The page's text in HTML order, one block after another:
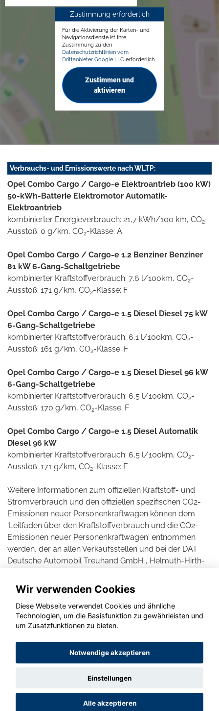
Zustimmung erforderlich
Für die Aktivierung der Karten- und
Navigationsdienste ist Ihre
Zustimmung zu den
Datenschutzrichtlinien vom
Drittanbieter Google LLC erforderlich.
Zustimmen und
aktivieren
Verbrauchs- und Emissionswerte nach WLTP:
Opel Combo Cargo / Cargo-e Elektroantrieb (100 kW)
50-kWh-Batterie Elektromotor Automatik-
Elektroantrieb
kombinierter Energieverbrauch: 21,7 kWh/100 km, CO2-
Ausstoß: 0 g/km, CO2-Klasse: A
Opel Combo Cargo / Cargo-e 1.2 Benziner Benziner
81 kW 6-Gang-Schaltgetriebe
kombinierter Kraftstoffverbrauch: 7,6 l/100km, CO2-
Ausstoß: 171 g/km, CO2-Klasse: F
Opel Combo Cargo / Cargo-e 1.5 Diesel Diesel 75 kW
6-Gang-Schaltgetriebe
kombinierter Kraftstoffverbrauch: 6,1 l/100km, CO2-
Ausstoß: 161 g/km, CO2-Klasse: F
Opel Combo Cargo / Cargo-e 1.5 Diesel Diesel 96 kW
6-Gang-Schaltgetriebe
kombinierter Kraftstoffverbrauch: 6,5 l/100km, CO2-
Ausstoß: 170 g/km, CO2-Klasse: F
Opel Combo Cargo / Cargo-e 1.5 Diesel Automatik
Diesel 96 kW
kombinierter Kraftstoffverbrauch: 6,5 l/100km, CO2-
Ausstoß: 171 g/km, CO2-Klasse: F
Weitere Informationen zum offiziellen Kraftstoff- und
Stromverbrauch und den offiziellen spezifischen CO2-
Emissionen neuer Personenkraftwagen können dem
'Leitfaden über den Kraftstoffverbrauch und die CO2-
Emissionen neuer Personenkraftwagen' entnommen
werden, der an allen Verkaufsstellen und bei der DAT
Deutsche Automobil Treuhand GmbH , Helmuth-Hirth-
© konjunkturmotor.de GmbH 2020 - 2026
Wir verwenden Cookies
Diese Webseite verwendet Cookies und ähnliche
Technologien, um die Basisfunktion zu gewährleisten und
um Zusatzfunktionen zu bieten.
Notwendige akzeptieren
Einstellungen
Alle akzeptieren